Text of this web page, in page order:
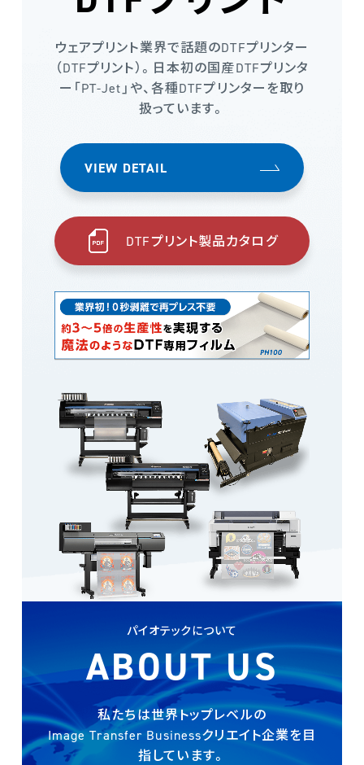
ウェアプリント業界で話題のDTFプリンター
（DTFプリント）。日本初の国産DTFプリンタ
ー「PT-Jet」や、各種DTFプリンターを取り
扱っています。
VIEW DETAIL
DTFプリント製品カタログ
パイオテックについて
ABOUT US
私たちは世界トップレベルの
Image Transfer Businessクリエイト企業を目
指しています。